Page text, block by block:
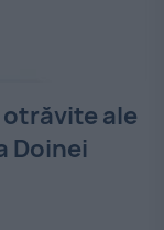
ale
Doinei